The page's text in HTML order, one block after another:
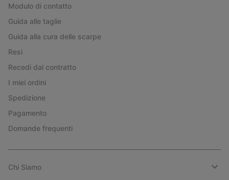
Modulo di contatto
Guida alle taglie
Guida alla cura delle scarpe
Resi
Recedi dal contratto
I miei ordini
Spedizione
Pagamento
Domande frequenti
Chi Siamo